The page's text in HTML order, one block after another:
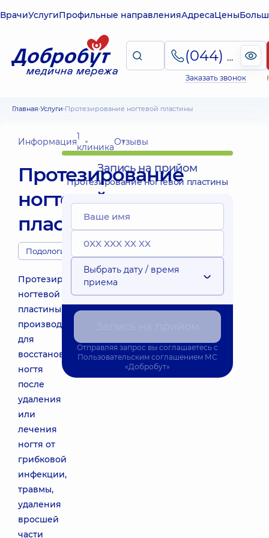
ВрачиУслугиПрофильные направленияАдресаЦены
(044) 495-2-888
Заказать звонок
Главная Услуги Протезирование ногтевой пластины
Информация1
клиникаОтзывы
Протезирование
ногтевой
пластины
Подологи
Протезирование
ногтевой
пластины
производят
для
восстановления
ногтя
после
удаления
или
лечения
ногтя от
грибковой
инфекции,
травмы,
удаления
вросшей
части
Запись на прийом
Протезирование ногтевой пластины
Выбрать дату / время
приема
Отправляя запрос вы соглашаетесь с
Пользовательским соглашением МС
«Добробут»